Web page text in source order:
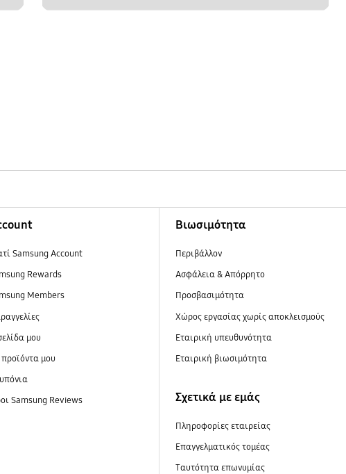
Samsung Account
Rewards
Members
μου
μου
Samsung Reviews
Βιωσιμότητα
Περιβάλλον
Ασφάλεια & Απόρρητο
Προσβασιμότητα
Xώρος εργασίας χωρίς αποκλεισμούς
Εταιρική υπευθυνότητα
Εταιρική βιωσιμότητα
Σχετικά με εμάς
Πληροφορίες εταιρείας
Επαγγελματικός τομέας
Ταυτότητα επωνυμίας